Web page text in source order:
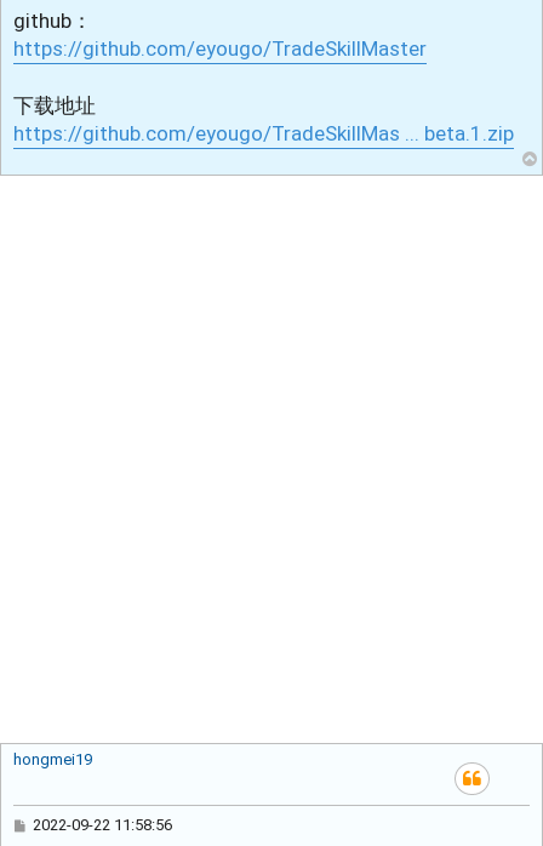
github：
https://github.com/eyougo/TradeSkillMaster
下载地址
https://github.com/eyougo/TradeSkillMas ... beta.1.zip
hongmei19
帖
2022-09-22 11:58:56